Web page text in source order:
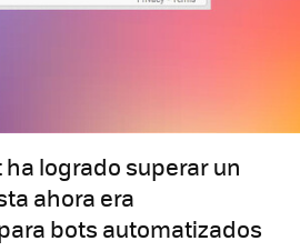
ha logrado superar un
ahora era
bots automatizados